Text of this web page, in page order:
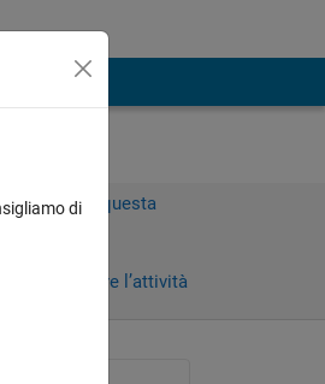
a questa
per seguire l’attività
di